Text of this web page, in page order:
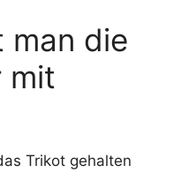
man die
mit
Trikot gehalten